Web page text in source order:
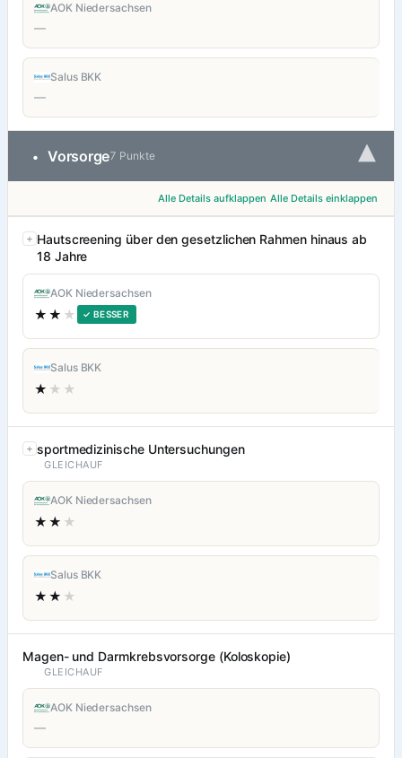
AOK Niedersachsen
—
Salus BKK
—
• Vorsorge7 Punkte ▾
Alle Details aufklappen Alle Details einklappen
Hautscreening über den gesetzlichen Rahmen hinaus ab
18 Jahre
AOK Niedersachsen
★★ ★ ✓ BESSER
Salus BKK
★ ★★
sportmedizinische Untersuchungen
GLEICHAUF
AOK Niedersachsen
★★ ★
Salus BKK
★★ ★
Magen- und Darmkrebsvorsorge (Koloskopie)
GLEICHAUF
AOK Niedersachsen
—